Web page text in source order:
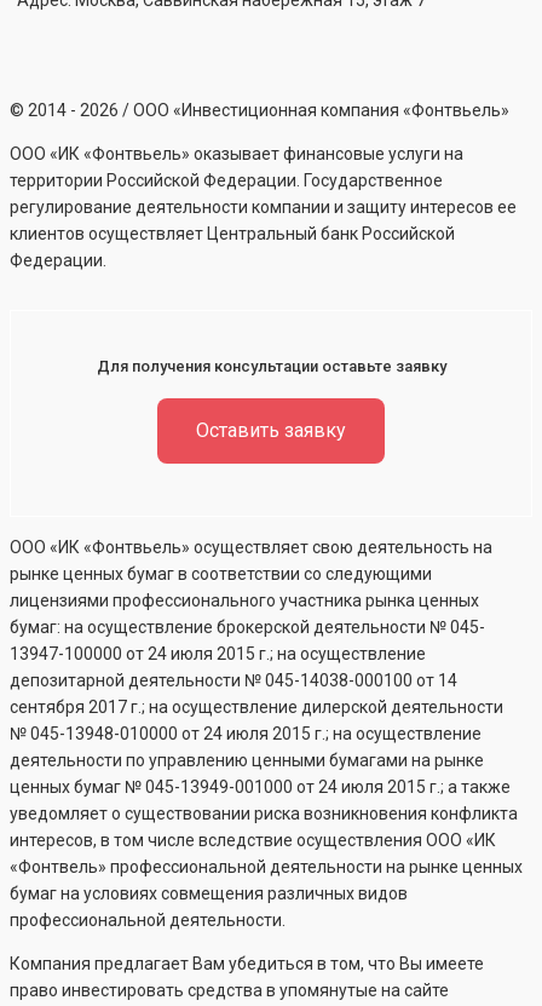
© 2014 - 2026 / ООО «Инвестиционная компания «Фонтвьель»
ООО «ИК «Фонтвьель» оказывает финансовые услуги на
территории Российской Федерации. Государственное
регулирование деятельности компании и защиту интересов ее
клиентов осуществляет Центральный банк Российской
Федерации.
Для получения консультации оставьте заявку
Оставить заявку
ООО «ИК «Фонтвьель» осуществляет свою деятельность на
рынке ценных бумаг в соответствии со следующими
лицензиями профессионального участника рынка ценных
бумаг: на осуществление брокерской деятельности №045-
13947-100000 от 24 июля 2015 г.; на осуществление
депозитарной деятельности №045-14038-000100 от 14
сентября 2017 г.; на осуществление дилерской деятельности
№045-13948-010000 от 24 июля 2015 г.; на осуществление
деятельности по управлению ценными бумагами на рынке
ценных бумаг №045-13949-001000 от 24 июля 2015 г.; а также
уведомляет о существовании риска возникновения конфликта
интересов, в том числе вследствие осуществления ООО «ИК
«Фонтвель» профессиональной деятельности на рынке ценных
бумаг на условиях совмещения различных видов
профессиональной деятельности.
Компания предлагает Вам убедиться в том, что Вы имеете
право инвестировать средства в упомянутые на сайте